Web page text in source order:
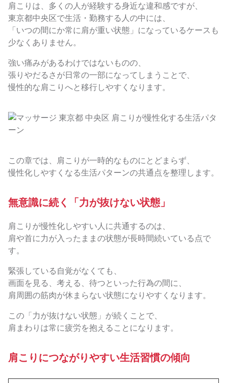
肩こりは、多くの人が経験する身近な違和感ですが、
東京都中央区で生活・勤務する人の中には、
「いつの間にか常に肩が重い状態」になっているケースも
少なくありません。
強い痛みがあるわけではないものの、
張りやだるさが日常の一部になってしまうことで、
慢性的な肩こりへと移行しやすくなります。
この章では、肩こりが一時的なものにとどまらず、
慢性化しやすくなる生活パターンの共通点を整理します。
無意識に続く「力が抜けない状態」
肩こりが慢性化しやすい人に共通するのは、
肩や首に力が入ったままの状態が長時間続いている点で
す。
緊張している自覚がなくても、
画面を見る、考える、待つといった行為の間に、
肩周囲の筋肉が休まらない状態になりやすくなります。
この「力が抜けない状態」が続くことで、
肩まわりは常に疲労を抱えることになります。
肩こりにつながりやすい生活習慣の傾向